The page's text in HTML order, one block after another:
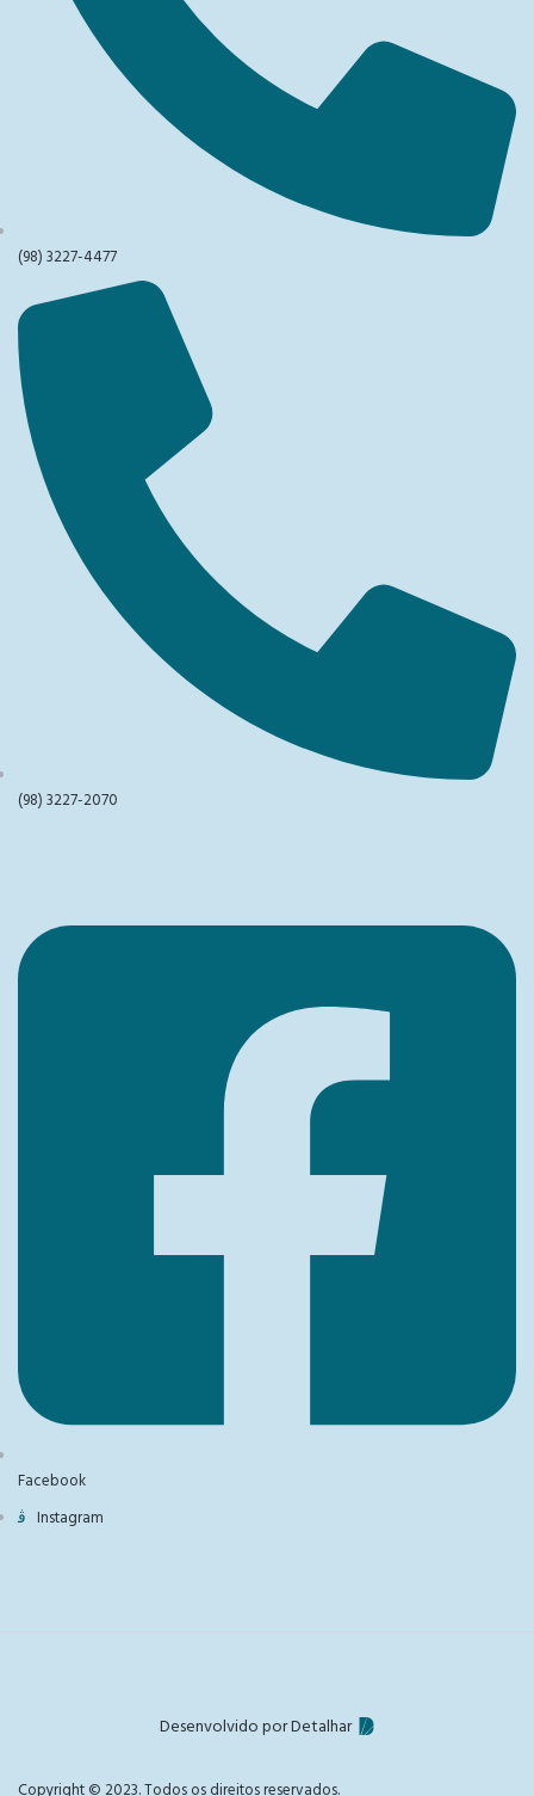
(98) 3227-4477
(98) 3227-2070
Facebook
Instagram
Desenvolvido por Detalhar
Copyright © 2023. Todos os direitos reservados.